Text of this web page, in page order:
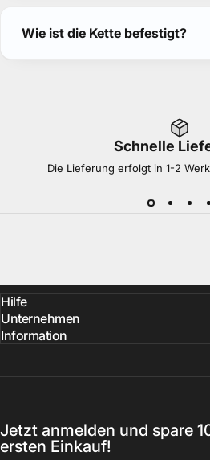
Wie ist die Kette befestigt?
Schnelle
Die Lieferung erfolgt in 1-2
Hilfe
Unternehmen
Information
Jetzt anmelden und spare
ersten Einkauf!